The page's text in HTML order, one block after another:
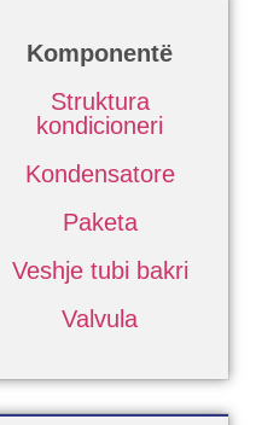
Komponentë
Struktura
kondicioneri
Kondensatore
Paketa
Veshje tubi bakri
Valvula